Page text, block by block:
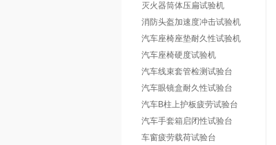
灭火器筒体压扁试验机
消防头盔加速度冲击试验机
汽车座椅座垫耐久性试验机
汽车座椅硬度试验机
汽车线束套管检测试验台
汽车眼镜盒耐久性试验台
汽车B柱上护板疲劳试验台
汽车手套箱启闭性试验台
车窗疲劳载荷试验台